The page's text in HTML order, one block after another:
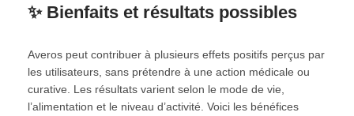
✨ Bienfaits et résultats possibles
Averos peut contribuer à plusieurs effets positifs perçus par
les utilisateurs, sans prétendre à une action médicale ou
curative. Les résultats varient selon le mode de vie,
l’alimentation et le niveau d’activité. Voici les bénéfices